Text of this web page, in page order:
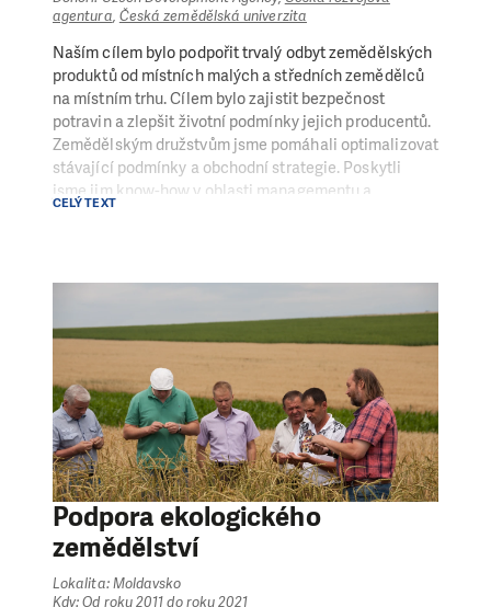
agentura, Česká zemědělská univerzita
Naším cílem bylo podpořit trvalý odbyt zemědělských
produktů od místních malých a středních zemědělců
na místním trhu. Cílem bylo zajistit bezpečnost
potravin a zlepšit životní podmínky jejich producentů.
Zemědělským družstvům jsme pomáhali optimalizovat
stávající podmínky a obchodní strategie. Poskytli
jsme jim know-how v oblasti managementu a
marketingu zemědělských produktů.
CELÝ TEXT
Podpora ekologického
zemědělství
Lokalita: Moldavsko
Kdy: Od roku 2011 do roku 2021